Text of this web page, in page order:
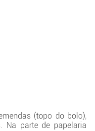
(topo do bolo),
Na parte de papelaria